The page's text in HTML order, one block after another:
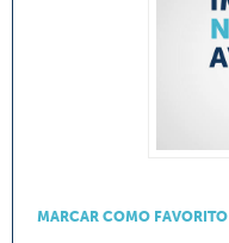
MARCAR COMO FAVORITO